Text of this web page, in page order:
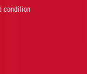
condition